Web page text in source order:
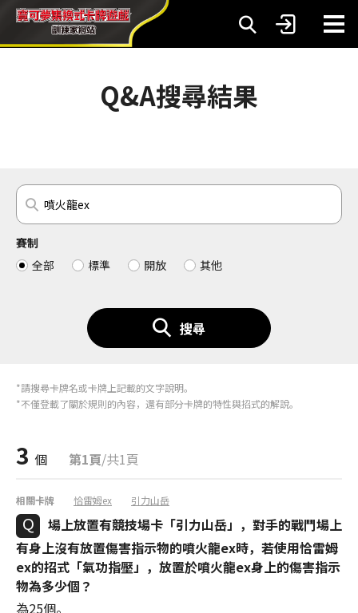
Q&A搜尋結果
賽制
全部
標準 開放 其他
搜尋
*請搜尋卡牌名或卡牌上記載的文字說明。
*不僅登載了關於規則的內容，還有部分卡牌的特性與招式的解說。
3 個 第1頁/共1頁
相關卡牌 恰雷姆ex 引力山岳
場上放置有競技場卡「引力山岳」，對手的戰鬥場上
有身上沒有放置傷害指示物的噴火龍ex時，若使用恰雷姆
ex的招式「氣功指壓」，放置於噴火龍ex身上的傷害指示
物為多少個？
為25個。